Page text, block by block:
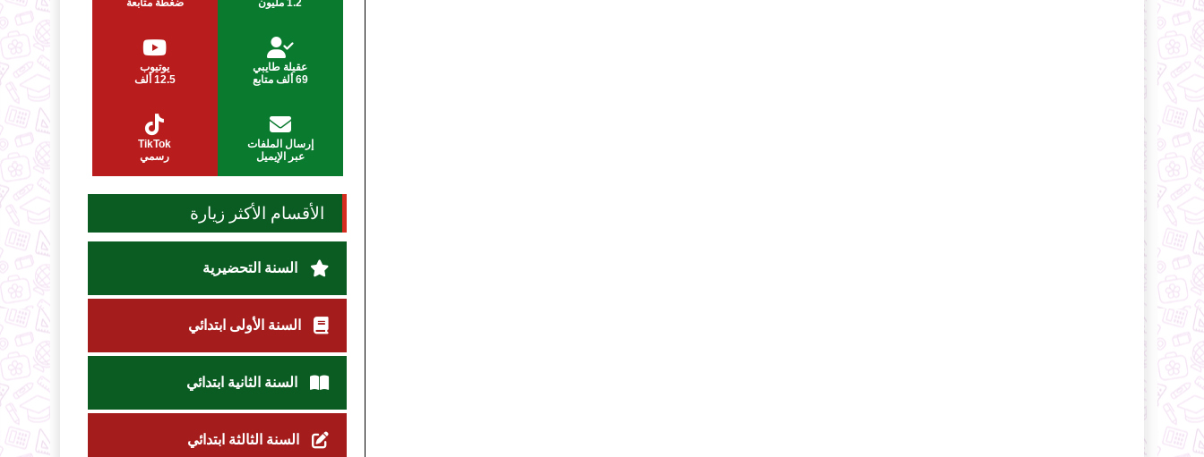
عقيلة طايبي
69 ألف متابع
يوتيوب
12.5 ألف
إرسال الملفات
عبر الإيميل
TikTok
رسمي
الأقسام الأكثر زيارة
السنة التحضيرية
السنة الأولى ابتدائي
السنة الثانية ابتدائي
السنة الثالثة ابتدائي